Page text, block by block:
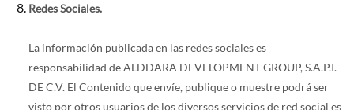
Redes Sociales.
La información publicada en las redes sociales es
responsabilidad de ALDDARA DEVELOPMENT GROUP, S.A.P.I.
DE C.V. El Contenido que envíe, publique o muestre podrá ser
visto por otros usuarios de los diversos servicios de red social es